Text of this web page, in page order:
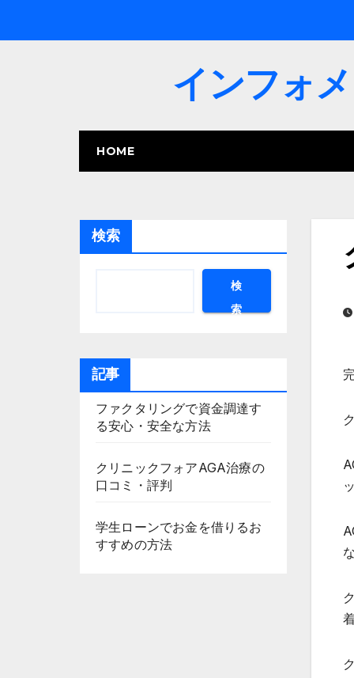
インフォ
HOME
検索
検
索
記事
ファクタリングで資金調達す
る安心・安全な方法
クリニックフォアAGA治療の
口コミ・評判
学生ローンでお金を借りるお
すすめの方法